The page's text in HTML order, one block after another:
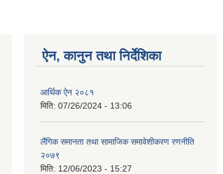
ऐन, कानुन तथा निर्देशिका
आर्थिक ऐन २०८१
मिति: 07/26/2024 - 13:06
लैंगिक समानता तथा सामाजिक समावेशीकरण रणनीति
२०७९
मिति: 12/06/2023 - 15:27